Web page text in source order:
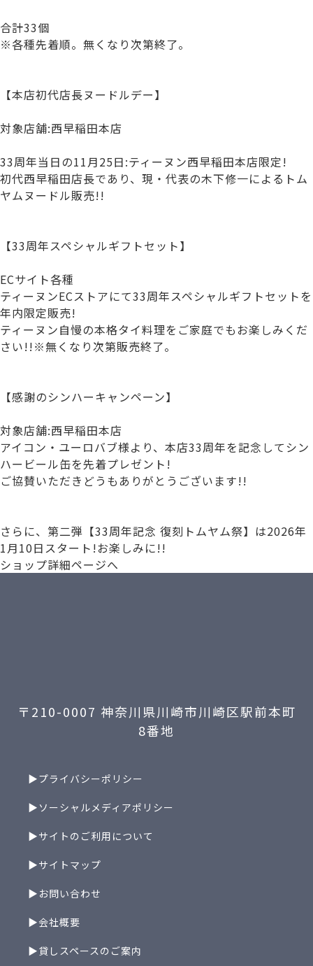
合計33個
※各種先着順。無くなり次第終了。
【本店初代店長ヌードルデー】
対象店舗:西早稲田本店
33周年当日の11月25日:ティーヌン西早稲田本店限定!
初代西早稲田店長であり、現・代表の木下修一によるトム
ヤムヌードル販売!!
【33周年スペシャルギフトセット】
ECサイト各種
ティーヌンECストアにて33周年スペシャルギフトセットを
年内限定販売!
ティーヌン自慢の本格タイ料理をご家庭でもお楽しみくだ
さい!!※無くなり次第販売終了。
【感謝のシンハーキャンペーン】
対象店舗:西早稲田本店
アイコン・ユーロバブ様より、本店33周年を記念してシン
ハービール缶を先着プレゼント!
ご協賛いただきどうもありがとうございます!!
さらに、第二弾【33周年記念 復刻トムヤム祭】は2026年
1月10日スタート!お楽しみに!!
ショップ詳細ページへ
〒210-0007 神奈川県川崎市川崎区駅前本町
8番地
▶プライバシーポリシー
▶ソーシャルメディアポリシー
▶サイトのご利用について
▶サイトマップ
▶お問い合わせ
▶会社概要
▶貸しスペースのご案内